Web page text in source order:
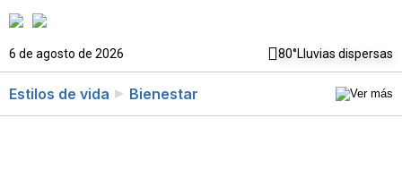
6 de agosto de 2026 80°Lluvias dispersas
Estilos de vida Bienestar